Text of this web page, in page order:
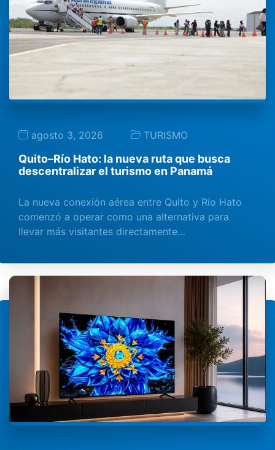
agosto 3, 2026 TURISMO
Quito–Río Hato: la nueva ruta que busca
descentralizar el turismo en Panamá
La nueva conexión aérea entre Quito y Río Hato
comenzó a operar como una alternativa para
llevar más visitantes directamente…